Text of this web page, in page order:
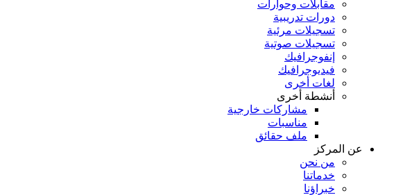
مقابلات وحوارات
دورات تدريبية
تسجيلات مرئية
تسجيلات صوتية
إنفوجرافيك
فيديوجرافيك
لغات أخرى
أنشطة أخرى
مشاركات خارجية
مناسبات
ملف حقائق
عن المركز
من نحن
خدماتنا
خبراؤنا